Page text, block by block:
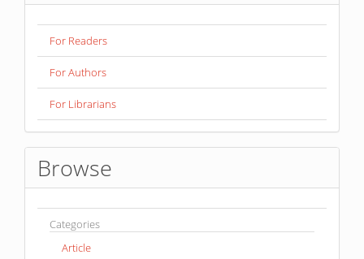
For Readers
For Authors
For Librarians
Browse
Categories
Article